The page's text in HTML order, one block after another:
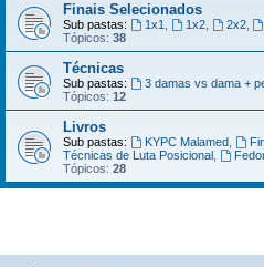
Finais Selecionados
Sub pastas: 1x1 1x2, 2x2,
Tópicos: 38
Técnicas
Sub pastas: 3 damas vs dama +
Tópicos: 12
Livros
Sub pastas: KYPC Malamed,
Técnicas de Luta Posicional
Tópicos: 28